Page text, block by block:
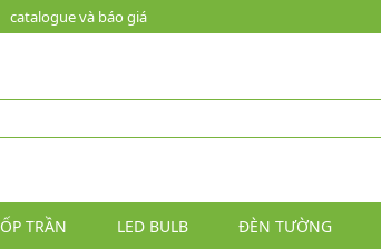
catalogue và báo giá
ỐP TRẦN LED BULB ĐÈN TƯỜNG